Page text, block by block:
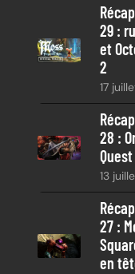
29 :
et
2
17
28 :
13
27 :
en